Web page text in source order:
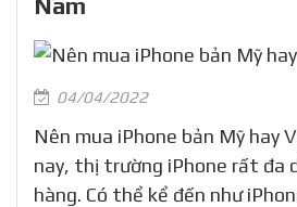
Nam
04/04/2022
Nên mua iPhone bản Mỹ hay
nay, thị trường iPhone rất đa
hàng. Có thể kể đến như